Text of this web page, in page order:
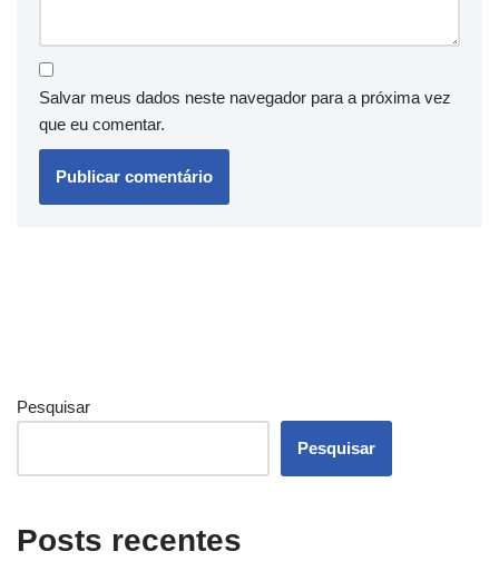
Salvar meus dados neste navegador para a próxima vez
que eu comentar.
Pesquisar
Pesquisar
Posts recentes